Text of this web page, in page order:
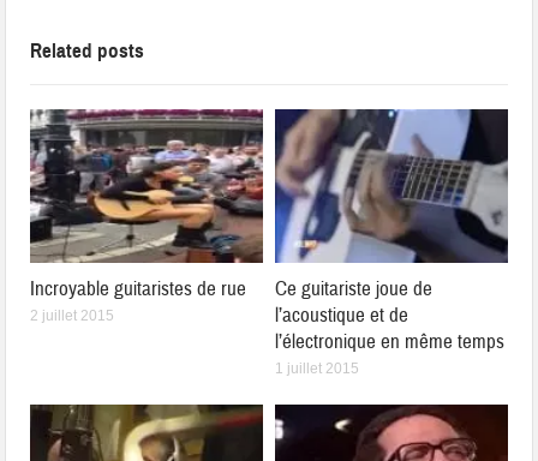
Related posts
Incroyable guitaristes de rue
2 juillet 2015
Ce guitariste joue de
l’acoustique et de
l’électronique en même temps
1 juillet 2015